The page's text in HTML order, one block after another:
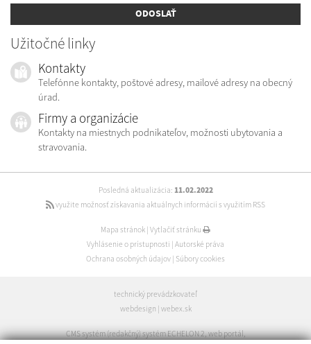
ODOSLAŤ
Užitočné linky
Kontakty
Telefónne kontakty, poštové adresy, mailové adresy na obecný
úrad.
Firmy a organizácie
Kontakty na miestnych podnikateľov, možnosti ubytovania a
stravovania.
Posledná aktualizácia: 11.02.2022
využite možnosť získavania aktuálnych informácií s využitím RSS
Mapa stránok Vytlačiť stránku
Vyhlásenie o prístupnosti Autorské práva
Ochrana osobných údajov Súbory cookies
technický prevádzkovateľ
webdesign webex.sk
CMS systém (redakčný) systém ECHELON 2,web portál,